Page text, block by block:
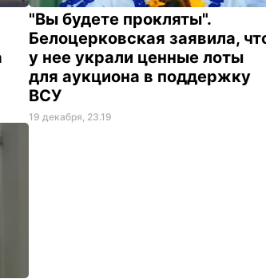
"Вы будете прокляты".
Белоцерковская заявила,
у нее украли ценные лоты
для аукциона в поддержку
ВСУ
19 декабря, 23.19